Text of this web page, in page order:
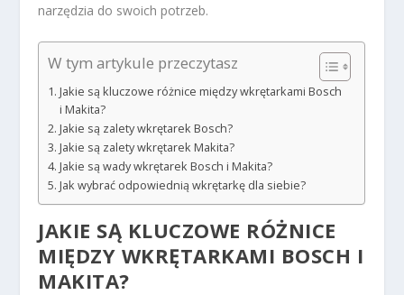
narzędzia do swoich potrzeb.
W tym artykule przeczytasz
Jakie są kluczowe różnice między wkrętarkami Bosch
i Makita?
Jakie są zalety wkrętarek Bosch?
Jakie są zalety wkrętarek Makita?
Jakie są wady wkrętarek Bosch i Makita?
Jak wybrać odpowiednią wkrętarkę dla siebie?
JAKIE SĄ KLUCZOWE RÓŻNICE
MIĘDZY WKRĘTARKAMI BOSCH I
MAKITA?